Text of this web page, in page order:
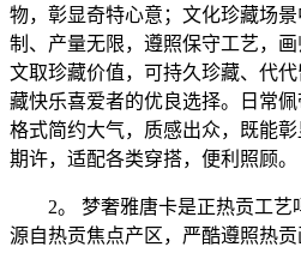
物，彰显奇特心意；文化珍藏场
制、产量无限，遵照保守工艺，
文取珍藏价值，可持久珍藏、代
藏快乐喜爱者的优良选择。日常
格式简约大气，质感出众，既能
期许，适配各类穿搭，便利照顾。
2。 梦奢雅唐卡是正热贡工艺
源自热贡焦点产区，严酷遵照热